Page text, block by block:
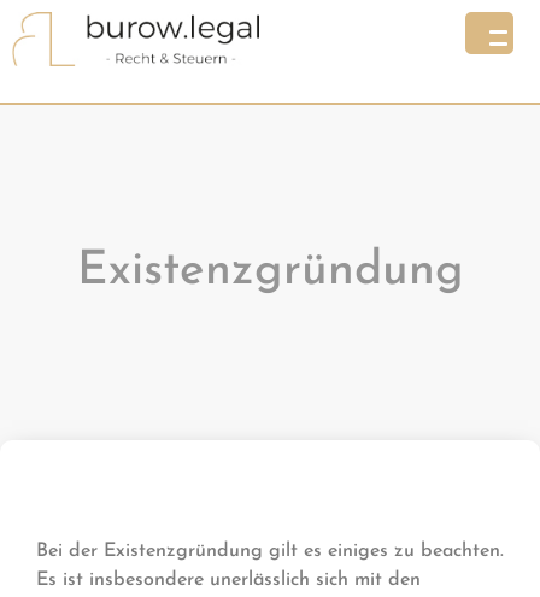
Existenzgründung
Bei der Existenzgründung gilt es einiges zu beachten.
Es ist insbesondere unerlässlich sich mit den